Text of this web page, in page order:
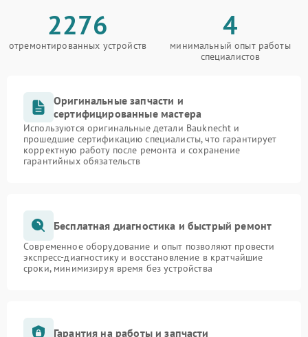
2276
отремонтированных устройств
4
минимальный опыт работы
специалистов
Оригинальные запчасти и
сертифицированные мастера
Используются оригинальные детали Bauknecht и
прошедшие сертификацию специалисты, что гарантирует
корректную работу после ремонта и сохранение
гарантийных обязательств
Бесплатная диагностика и быстрый ремонт
Современное оборудование и опыт позволяют провести
экспресс-диагностику и восстановление в кратчайшие
сроки, минимизируя время без устройства
Гарантия на работы и запчасти